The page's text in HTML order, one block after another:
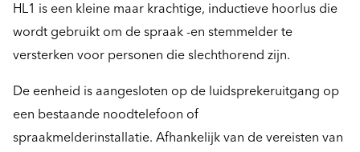
HL1 is een kleine maar krachtige, inductieve hoorlus die
wordt gebruikt om de spraak -en stemmelder te
versterken voor personen die slechthorend zijn.
De eenheid is aangesloten op de luidsprekeruitgang op
een bestaande noodtelefoon of
spraakmelderinstallatie. Afhankelijk van de vereisten van